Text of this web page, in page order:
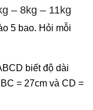
– 8kg – 11kg
5 bao. Hỏi mỗi
biết độ dài
= 27cm và CD =